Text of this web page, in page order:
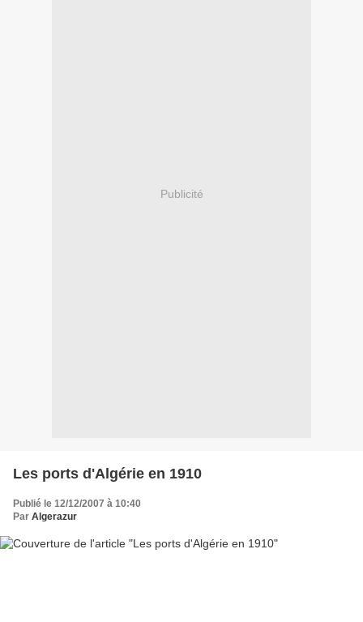
Publicité
Les ports d'Algérie en 1910
Publié le 12/12/2007 à 10:40
Par Algerazur